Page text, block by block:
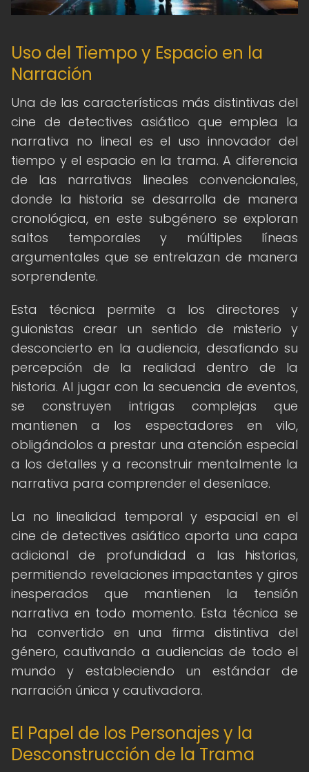
Uso del Tiempo y Espacio en la
Narración
Una de las características más distintivas del
cine de detectives asiático que emplea la
narrativa no lineal es el uso innovador del
tiempo y el espacio en la trama. A diferencia
de las narrativas lineales convencionales,
donde la historia se desarrolla de manera
cronológica, en este subgénero se exploran
saltos temporales y múltiples líneas
argumentales que se entrelazan de manera
sorprendente.
Esta técnica permite a los directores y
guionistas crear un sentido de misterio y
desconcierto en la audiencia, desafiando su
percepción de la realidad dentro de la
historia. Al jugar con la secuencia de eventos,
se construyen intrigas complejas que
mantienen a los espectadores en vilo,
obligándolos a prestar una atención especial
a los detalles y a reconstruir mentalmente la
narrativa para comprender el desenlace.
La no linealidad temporal y espacial en el
cine de detectives asiático aporta una capa
adicional de profundidad a las historias,
permitiendo revelaciones impactantes y giros
inesperados que mantienen la tensión
narrativa en todo momento. Esta técnica se
ha convertido en una firma distintiva del
género, cautivando a audiencias de todo el
mundo y estableciendo un estándar de
narración única y cautivadora.
El Papel de los Personajes y la
Desconstrucción de la Trama